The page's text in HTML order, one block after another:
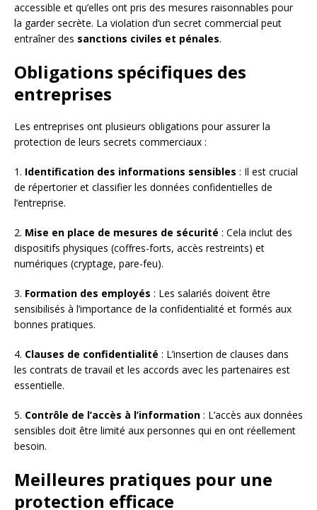
accessible et qu’elles ont pris des mesures raisonnables pour
la garder secrète. La violation d’un secret commercial peut
entraîner des sanctions civiles et pénales.
Obligations spécifiques des
entreprises
Les entreprises ont plusieurs obligations pour assurer la
protection de leurs secrets commerciaux :
1. Identification des informations sensibles : Il est crucial
de répertorier et classifier les données confidentielles de
l’entreprise.
2. Mise en place de mesures de sécurité : Cela inclut des
dispositifs physiques (coffres-forts, accès restreints) et
numériques (cryptage, pare-feu).
3. Formation des employés : Les salariés doivent être
sensibilisés à l’importance de la confidentialité et formés aux
bonnes pratiques.
4. Clauses de confidentialité : L’insertion de clauses dans
les contrats de travail et les accords avec les partenaires est
essentielle.
5. Contrôle de l’accès à l’information : L’accès aux données
sensibles doit être limité aux personnes qui en ont réellement
besoin.
Meilleures pratiques pour une
protection efficace